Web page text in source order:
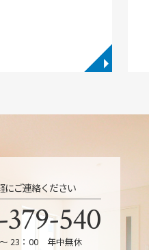
◥
ご連絡ください
540
～ 23：00 年中無休